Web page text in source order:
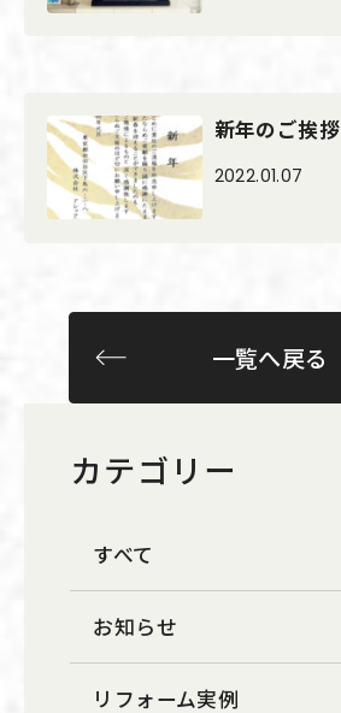
カテゴリー
すべて
お知らせ
リフォーム実例
新年のご挨拶
2022.01.07
一覧へ戻る